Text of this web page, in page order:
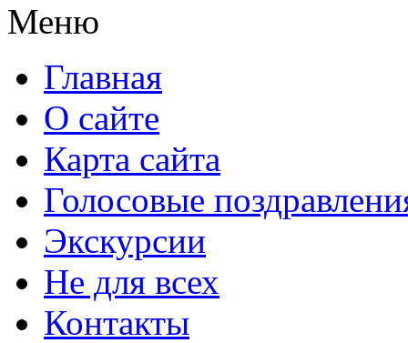
Меню
Главная
О сайте
Карта сайта
Голосовые
Экскурсии
Не для всех
Контакты